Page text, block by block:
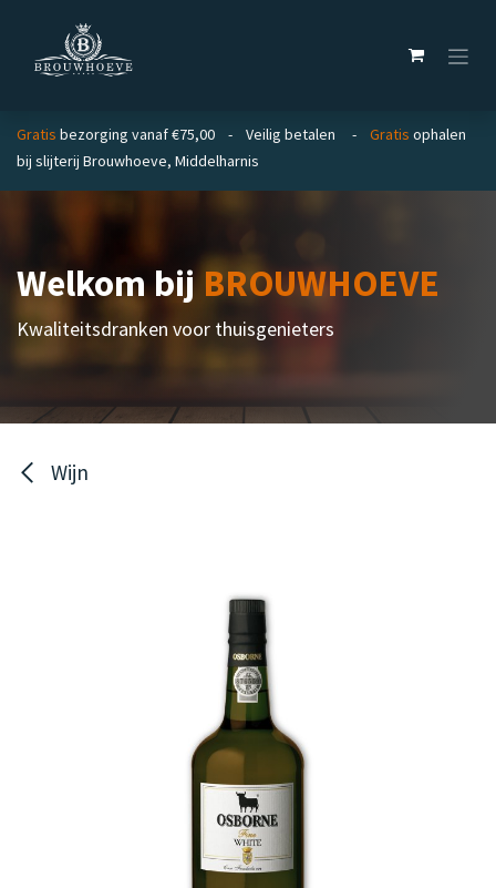
Gratis bezorging vanaf €75,00 - Veilig betalen - Gratis ophalen
bij slijterij Brouwhoeve, Middelharnis
Welkom bijBROUWHOEVE
Kwaliteitsdranken voor thuisgenieters
Wijn